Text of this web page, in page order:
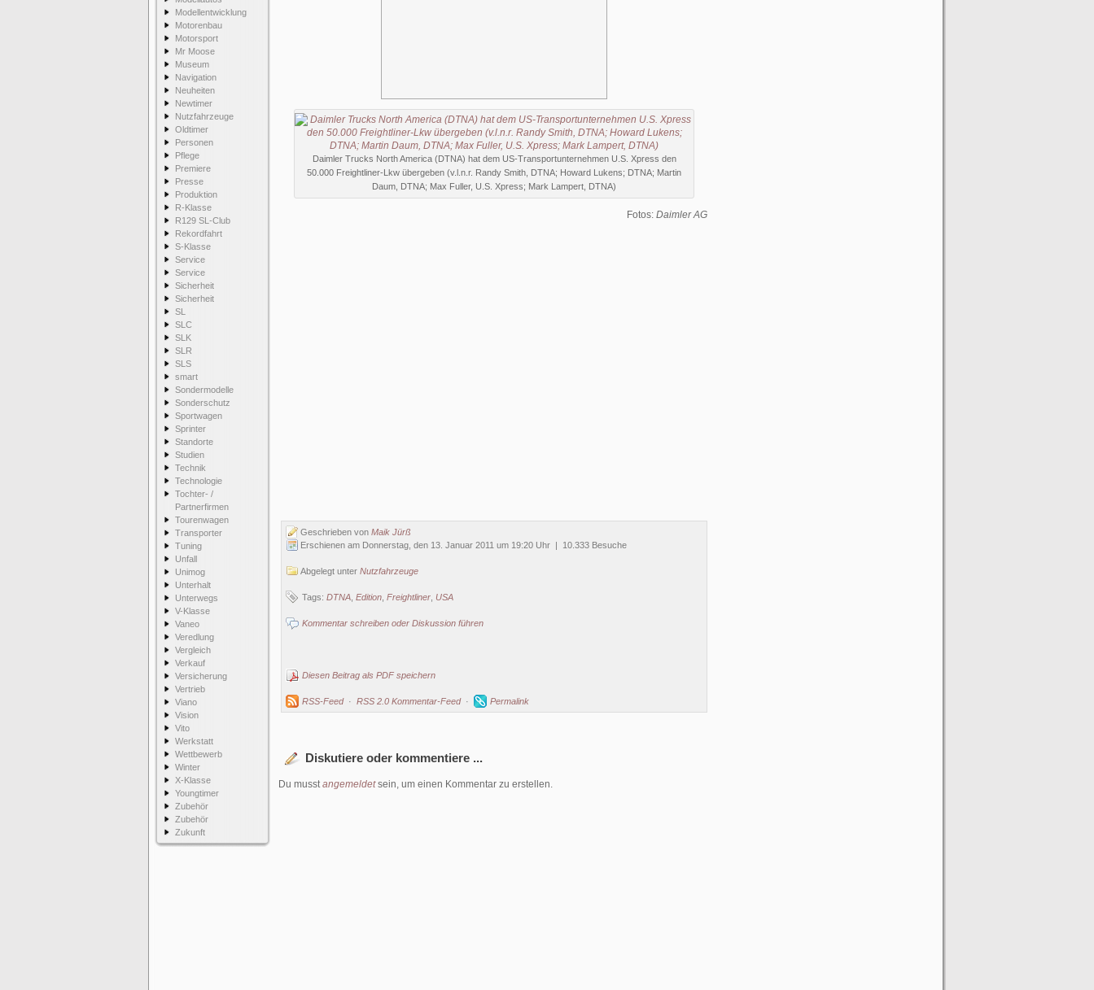
Modellentwicklung
Motorenbau
Motorsport
Mr Moose
Museum
Navigation
Neuheiten
Newtimer
Nutzfahrzeuge
Oldtimer
Personen
Pflege
Premiere
Presse
Produktion
R-Klasse
R129 SL-Club
Rekordfahrt
S-Klasse
Service
Service
Sicherheit
Sicherheit
SL
SLC
SLK
SLR
SLS
smart
Sondermodelle
Sonderschutz
Sportwagen
Sprinter
Standorte
Studien
Technik
Technologie
Tochter- /
Partnerfirmen
Tourenwagen
Transporter
Tuning
Unfall
Unimog
Unterhalt
Unterwegs
V-Klasse
Vaneo
Veredlung
Vergleich
Verkauf
Versicherung
Vertrieb
Viano
Vision
Vito
Werkstatt
Wettbewerb
Winter
X-Klasse
Youngtimer
Zubehör
Zubehör
Zukunft
Daimler Trucks North America (DTNA) hat dem US-Transportunternehmen U.S. Xpress den
50.000 Freightliner-Lkw übergeben (v.l.n.r. Randy Smith, DTNA; Howard Lukens; DTNA; Martin
Daum, DTNA; Max Fuller, U.S. Xpress; Mark Lampert, DTNA)
Fotos: Daimler AG
Geschrieben von Maik Jürß
Erschienen am Donnerstag, den 13. Januar 2011 um 19:20 Uhr | 10.333 Besuche
Abgelegt unter Nutzfahrzeuge
Tags: DTNA Edition Freightliner USA
Kommentar schreiben oder Diskussion führen
Diesen Beitrag als PDF speichern
RSS-Feed· RSS 2.0 Kommentar-Feed· Permalink
Diskutiere oder kommentiere ...
Du musstangemeldetsein, um einen Kommentar zu erstellen.